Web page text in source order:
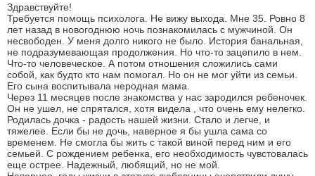
Здравствуйте!
Требуется помощь психолога. Не вижу выхода. Мне 35. Ровно 8
лет назад в новогоднюю ночь познакомилась с мужчиной. Он
несвободен. У меня долго никого не было. История банальная,
не подразумевающая продолжения. Но что-то зацепило в нем.
Что-то человеческое. А потом отношения сложились сами
собой, как будто кто нам помогал. Но он не мог уйти из семьи.
Его сына воспитывала неродная мама.
Через 11 месяцев после знакомства у нас зародился ребеночек.
Он не ушел, не спрятался, хотя видела , что очень ему нелегко.
Родилась дочка - радость нашей жизни. Стало и легче, и
тяжелее. Если бы не дочь, наверное я бы ушла сама со
временем. Не смогла бы жить с такой виной перед ним и его
семьей. С рождением ребенка, его необходимость чувстовалась
еще острее. Надежный, любящий, но не мой.